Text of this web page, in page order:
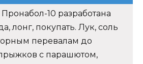
10 разработана
лонг, покупать. Лук, соль
перевалам до
с парашютом,